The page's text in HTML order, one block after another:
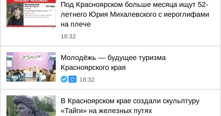
Под Красноярском больше месяца ищут 52-
летнего Юрия Михалевского с иероглифами
на плече
18:32
Молодёжь — будущее туризма
Красноярского края
18:32
В Красноярском крае создали скульптуру
«Тайги» на железных путях